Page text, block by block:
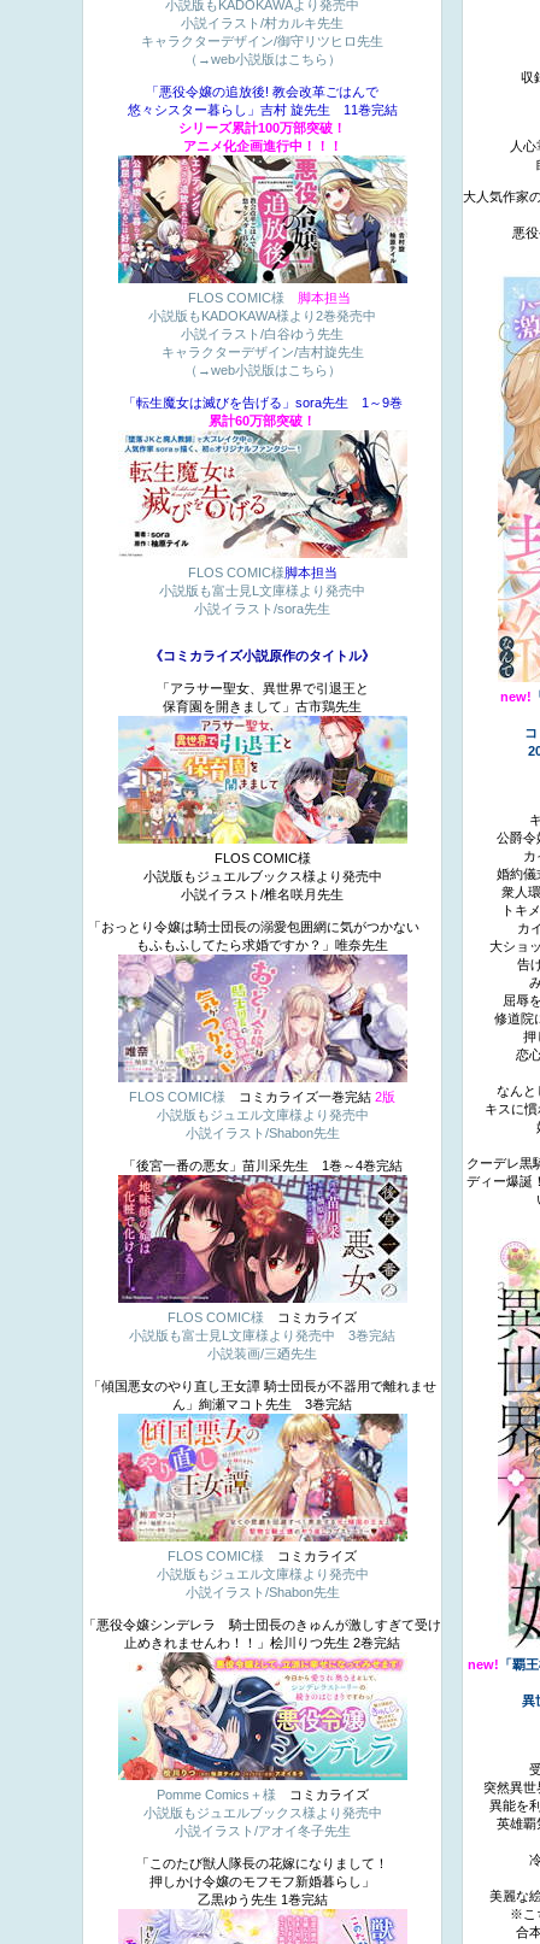
小説版もKADOKAWAより発売中
小説イラスト/村カルキ先生
キャラクターデザイン/御守リツヒロ先生
（→web小説版はこちら）
「悪役令嬢の追放後! 教会改革ごはんで
悠々シスター暮らし」吉村 旋先生 11巻完結
シリーズ累計100万部突破！
アニメ化企画進行中！！！
FLOS COMIC様 脚本担当
小説版もKADOKAWA様より2巻発売中
小説イラスト/白谷ゆう先生
キャラクターデザイン/吉村旋先生
（→web小説版はこちら）
「転生魔女は滅びを告げる」sora先生 1～9巻
累計60万部突破！
FLOS COMIC様脚本担当
小説版も富士見L文庫様より発売中
小説イラスト/sora先生
《コミカライズ小説原作のタイトル》
「アラサー聖女、異世界で引退王と
保育園を開きまして」古市鶏先生
FLOS COMIC様
小説版もジュエルブックス様より発売中
小説イラスト/椎名咲月先生
「おっとり令嬢は騎士団長の溺愛包囲網に気がつかない
もふもふしてたら求婚ですか？」唯奈先生
FLOS COMIC様 コミカライズ一巻完結 2版
小説版もジュエル文庫様より発売中
小説イラスト/Shabon先生
「後宮一番の悪女」苗川采先生 1巻～4巻完結
FLOS COMIC様 コミカライズ
小説版も富士見L文庫様より発売中 3巻完結
小説装画/三廼先生
「傾国悪女のやり直し王女譚 騎士団長が不器用で離れませ
ん」絢瀬マコト先生 3巻完結
FLOS COMIC様 コミカライズ
小説版もジュエル文庫様より発売中
小説イラスト/Shabon先生
「悪役令嬢シンデレラ 騎士団長のきゅんが激しすぎて受け
止めきれませんわ！！」桧川りつ先生 2巻完結
Pomme Comics＋様 コミカライズ
小説版もジュエルブックス様より発売中
小説イラスト/アオイ冬子先生
「このたび獣人隊長の花嫁になりまして！
押しかけ令嬢のモフモフ新婚暮らし」
乙黒ゆう先生 1巻完結
収
人
大人気作家
悪
new!
公爵令
カ
婚約儀
衆人
トキ
カ
大ショ
告
屈辱
修道院
押
恋
なんと
キスに
クーデレ黒
ディー爆誕
new! 「覇
異
突然異世
異能を
英雄覇
美麗な
※こ
合